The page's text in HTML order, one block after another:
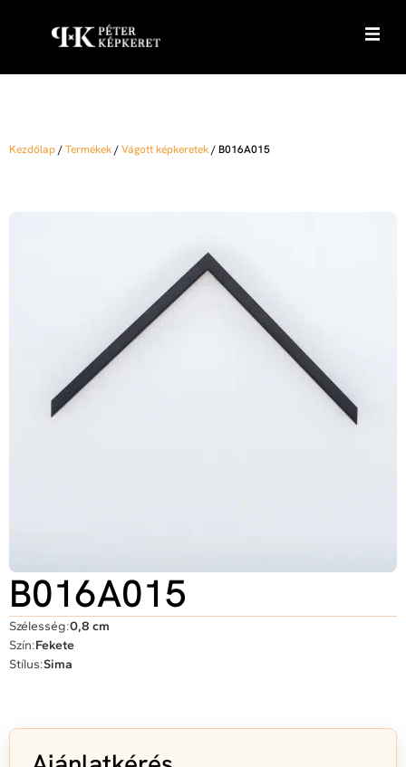
Kezdőlap/Termékek/Vágott képkeretek/B016A015
B016A015
Szélesség:0,8 cm
Szín:Fekete
Stílus:Sima